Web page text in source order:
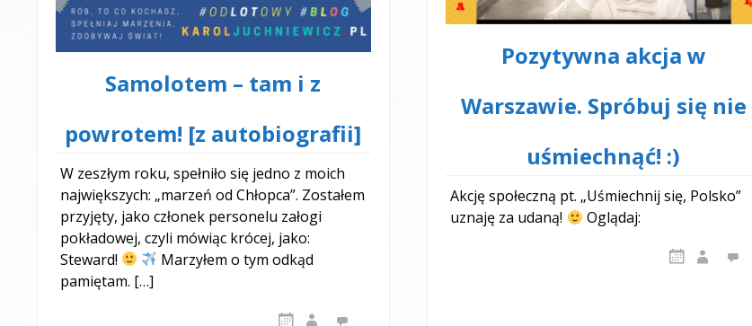
Samolotem – tam i z
powrotem! [z autobiografii]
W zeszłym roku, spełniło się jedno z moich
największych: „marzeń od Chłopca”. Zostałem
przyjęty, jako członek personelu załogi
pokładowej, czyli mówiąc krócej, jako:
Steward!
Marzyłem o tym odkąd
pamiętam. […]
Pozytywna akcja w
Warszawie. Spróbuj się nie
uśmiechnąć! :)
Akcję społeczną pt. „Uśmiechnij się, Polsko”
uznaję za udaną!
Oglądaj: